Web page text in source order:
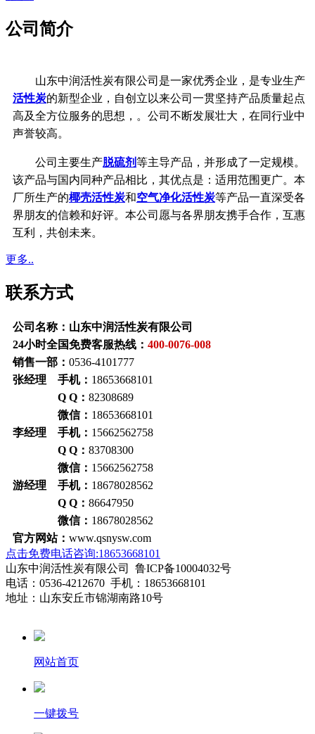
公司简介
山东中润活性炭有限公司是一家优秀企业，是专业生产
活性炭的新型企业，自创立以来公司一贯坚持产品质量起点
高及全方位服务的思想，。公司不断发展壮大，在同行业中
声誉较高。
公司主要生产脱硫剂等主导产品，并形成了一定规模。
该产品与国内同种产品相比，其优点是：适用范围更广。本
厂所生产的椰壳活性炭和空气净化活性炭等产品一直深受各
界朋友的信赖和好评。本公司愿与各界朋友携手合作，互惠
互利，共创未来。
更多..
联系方式
公司名称：山东中润活性炭有限公司
24小时全国免费客服热线： 400-0076-008
销售一部： 0536-4101777
张经理 手机： 18653668101
Q Q： 82308689
微信： 18653668101
李经理 手机： 15662562758
Q Q： 83708300
微信： 15662562758
游经理 手机： 18678028562
Q Q： 86647950
微信： 18678028562
官方网站： www.qsnysw.com
点击免费电话咨询:18653668101
山东中润活性炭有限公司 鲁ICP备10004032号
电话：0536-4212670 手机：18653668101
地址：山东安丘市锦湖南路10号
网站首页
一键拨号